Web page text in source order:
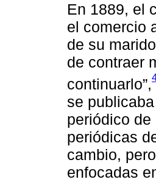
En 1889, el
el comercio
de su
de contraer
continuarlo”,
se
periódico
periódicas
cambio,
enfocadas